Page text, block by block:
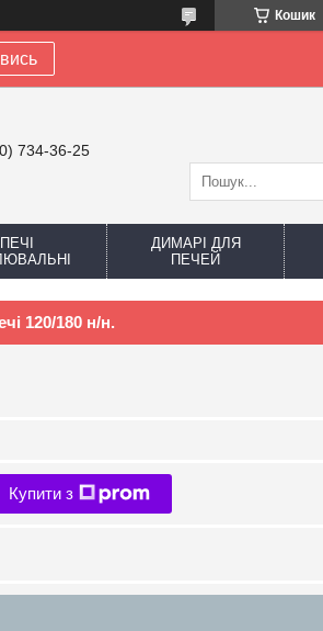
Кошик
734-36-25
ПЕЧІ
ДИМАРІ ДЛЯ
ПЕЧЕЙ
120/180 н/н.
Купити з